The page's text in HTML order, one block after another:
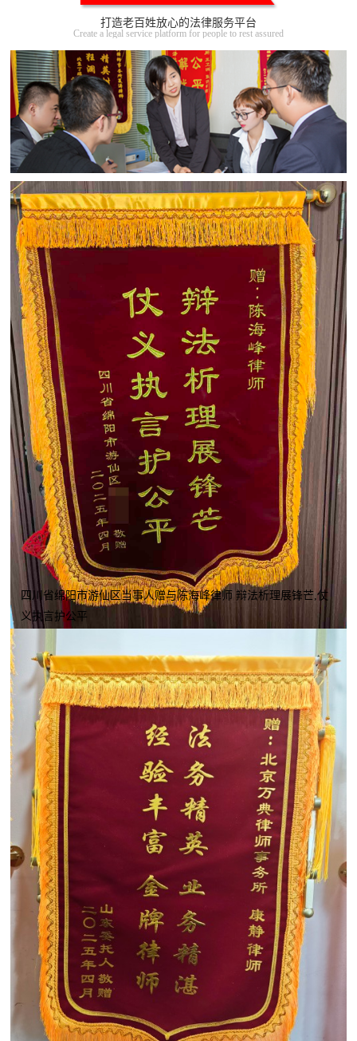
打造老百姓放心的法律服务平台
Create a legal service platform for people to rest assured
四川省绵阳市游仙区当事人赠与陈海峰律师 辩法析理展锋芒,仗
义执言护公平